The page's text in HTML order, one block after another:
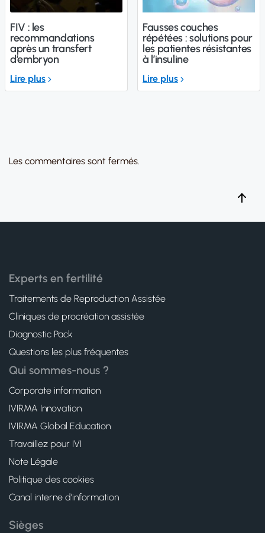
FIV : les
recommandations
après un transfert
d’embryon
Lire plus
Fausses couches
répétées : solutions pour
les patientes résistantes
à l’insuline
Lire plus
Les commentaires sont fermés.
Experts en fertilité
Traitements de Reproduction Assistée
Cliniques de procréation assistée
Diagnostic Pack
Questions les plus fréquentes
Qui sommes-nous ?
Corporate information
IVIRMA Innovation
IVIRMA Global Education
Travaillez pour IVI
Note Légale
Politique des cookies
Canal interne d’information
Sièges